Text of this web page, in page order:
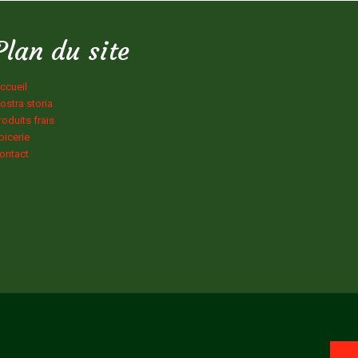
du site
storia
frais